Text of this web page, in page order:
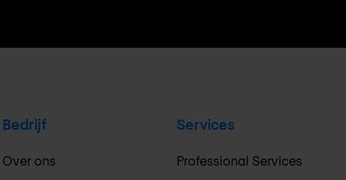
Bedrijf
Over ons
Services
Professional Services